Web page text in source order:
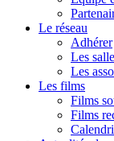
Le réseau
Adhérer
Les
Les
Les films
Films
Films